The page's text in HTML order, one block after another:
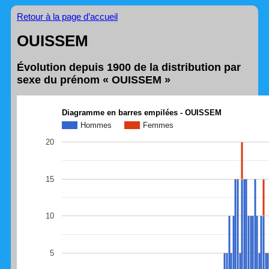
Retour à la page d’accueil
OUISSEM
Évolution depuis 1900 de la distribution par
sexe du prénom « OUISSEM »
Diagramme en barres empilées - OUISSEM
Hommes
Femmes
5
10
15
20